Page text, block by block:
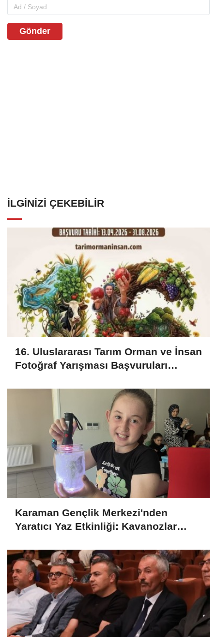
Gönder
İLGINIZI ÇEKEBILIR
16. Uluslararası Tarım Orman ve İnsan
Fotoğraf Yarışması Başvuruları
Karaman Gençlik Merkezi'nden
Yaratıcı Yaz Etkinliği: Kavanozlar